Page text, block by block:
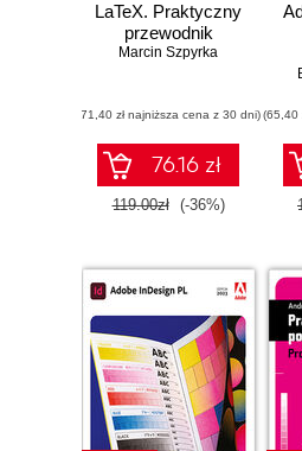
LaTeX. Praktyczny
przewodnik
Marcin Szpyrka
(71,40 zł najniższa cena z 30 dni)
76.16 zł
119.00zł (-36%)
(65,40